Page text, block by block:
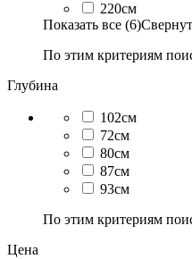
220см
Показать все (6)
По этим критериям
Глубина
102см
72см
80см
87см
93см
По этим критериям
Цена